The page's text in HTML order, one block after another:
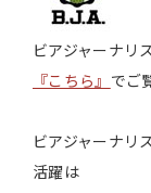
ビアジャーナリ
『こちら』 でご
ビアジャーナリ
活躍は